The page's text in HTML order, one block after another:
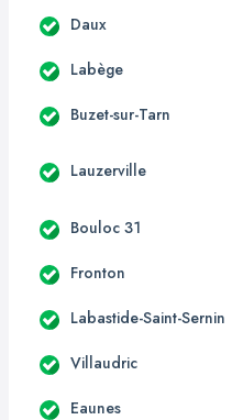
Daux
Labège
Buzet-sur-Tarn
Lauzerville
Bouloc 31
Fronton
Labastide-Saint-Sernin
Villaudric
Eaunes